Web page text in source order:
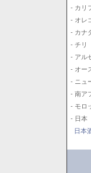
- カリ
- オレ
- カナ
- チリ
- アル
- オー
- ニュ
- 南ア
- モロ
- 日本
日本